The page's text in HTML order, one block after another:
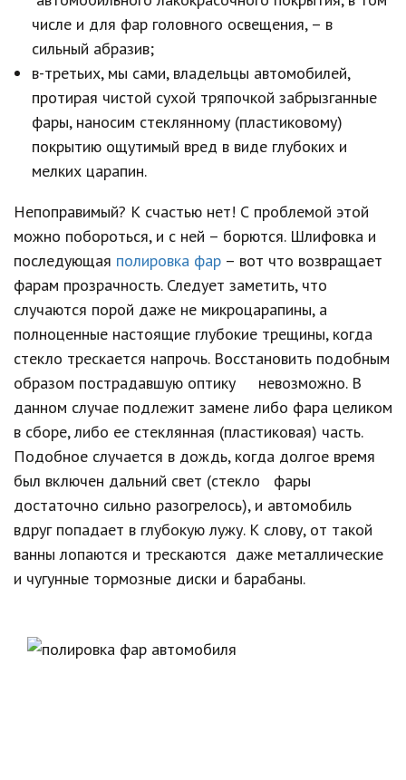
числе и для фар головного освещения, – в
сильный абразив;
в-третьих, мы сами, владельцы автомобилей,
протирая чистой сухой тряпочкой забрызганные
фары, наносим стеклянному (пластиковому)
покрытию ощутимый вред в виде глубоких и
мелких царапин.
Непоправимый? К счастью нет! С проблемой этой
можно побороться, и с ней – борются. Шлифовка и
последующая полировка фар – вот что возвращает
фарам прозрачность. Следует заметить, что
случаются порой даже не микроцарапины, а
полноценные настоящие глубокие трещины, когда
стекло трескается напрочь. Восстановить подобным
образом пострадавшую оптику невозможно. В
данном случае подлежит замене либо фара целиком
в сборе, либо ее стеклянная (пластиковая) часть.
Подобное случается в дождь, когда долгое время
был включен дальний свет (стекло фары
достаточно сильно разогрелось), и автомобиль
вдруг попадает в глубокую лужу. К слову, от такой
ванны лопаются и трескаются даже металлические
и чугунные тормозные диски и барабаны.